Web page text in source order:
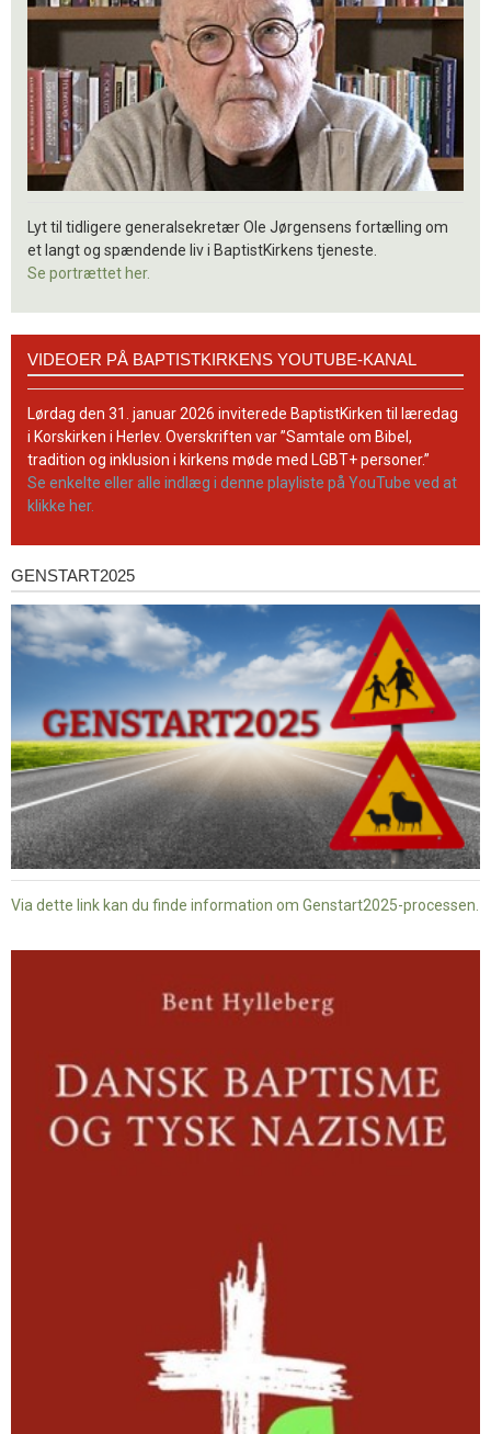
Lyt til tidligere generalsekretær Ole Jørgensens fortælling om
et langt og spændende liv i BaptistKirkens tjeneste.
Se portrættet her.
BaptistKirkens
YouTube-
kanal
VIDEOER PÅ BAPTISTKIRKENS YOUTUBE-KANAL
Lørdag den 31. januar 2026 inviterede BaptistKirken til læredag
i Korskirken i Herlev. Overskriften var ”Samtale om Bibel,
tradition og inklusion i kirkens møde med LGBT+ personer.”
Se enkelte eller alle indlæg i denne playliste på YouTube ved at
klikke her.
Genstart2025
GENSTART2025
Via dette link kan du finde information om Genstart2025-processen.